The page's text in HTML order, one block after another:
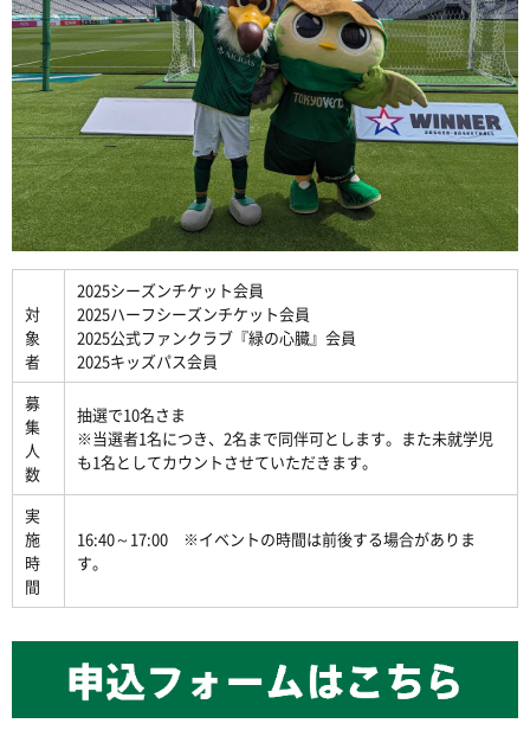
対
象
者
2025シーズンチケット会員
2025ハーフシーズンチケット会員
2025公式ファンクラブ『緑の心臓』会員
2025キッズパス会員
募
集
人
数
抽選で10名さま
※当選者1名につき、2名まで同伴可とします。また未就学児
も1名としてカウントさせていただきます。
実
施
時
間
16:40～17:00 ※イベントの時間は前後する場合がありま
す。